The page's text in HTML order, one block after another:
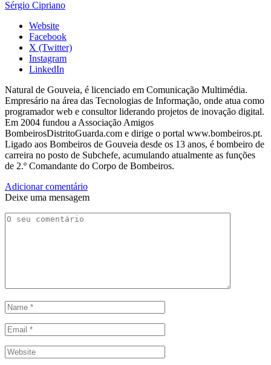
Sérgio Cipriano
Website
Facebook
X (Twitter)
Instagram
LinkedIn
Natural de Gouveia, é licenciado em Comunicação Multimédia.
Empresário na área das Tecnologias de Informação, onde atua como
programador web e consultor liderando projetos de inovação digital.
Em 2004 fundou a Associação Amigos
BombeirosDistritoGuarda.com e dirige o portal www.bombeiros.pt.
Ligado aos Bombeiros de Gouveia desde os 13 anos, é bombeiro de
carreira no posto de Subchefe, acumulando atualmente as funções
de 2.º Comandante do Corpo de Bombeiros.
Adicionar comentário
Deixe uma mensagem